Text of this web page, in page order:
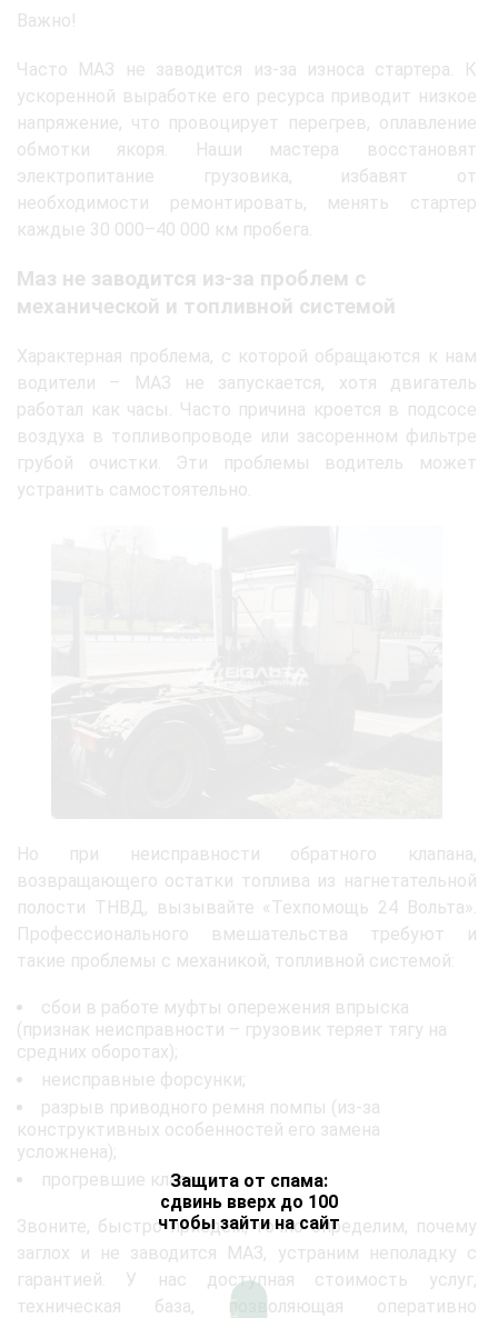
Защита от спама:
сдвинь вверх до 100
чтобы зайти на сайт
Важно!
Часто МАЗ не заводится из-за износа стартера. К
ускоренной выработке его ресурса приводит низкое
напряжение, что провоцирует перегрев, оплавление
обмотки якоря. Наши мастера восстановят
электропитание грузовика, избавят от
необходимости ремонтировать, менять стартер
каждые 30 000–40 000 км пробега.
Маз не заводится из-за проблем с
механической и топливной системой
Характерная проблема, с которой обращаются к нам
водители – МАЗ не запускается, хотя двигатель
работал как часы. Часто причина кроется в подсосе
воздуха в топливопроводе или засоренном фильтре
грубой очистки. Эти проблемы водитель может
устранить самостоятельно.
Но при неисправности обратного клапана,
возвращающего остатки топлива из нагнетательной
полости ТНВД, вызывайте «Техпомощь 24 Вольта».
Профессионального вмешательства требуют и
такие проблемы с механикой, топливной системой:
сбои в работе муфты опережения впрыска
(признак неисправности – грузовик теряет тягу на
средних оборотах);
неисправные форсунки;
разрыв приводного ремня помпы (из-за
конструктивных особенностей его замена
усложнена);
прогревшие клапана.
Звоните, быстро приедем, точно определим, почему
заглох и не заводится МАЗ, устраним неполадку с
гарантией. У нас доступная стоимость услуг,
техническая база, позволяющая оперативно